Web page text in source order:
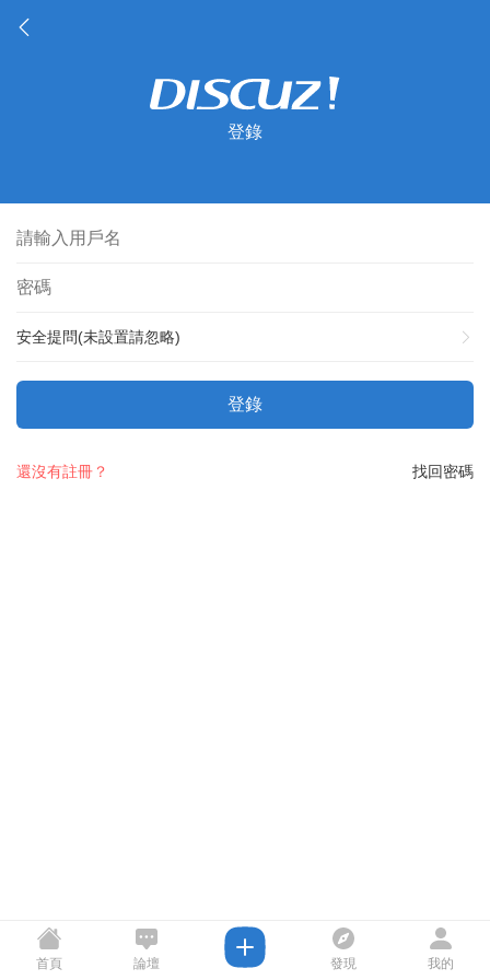
登錄
安全提問(未設置請忽略)
登錄
找回密碼
還沒有註冊？
首頁 論壇 發現 我的